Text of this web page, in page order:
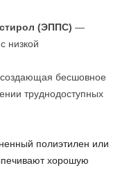
(ЭППС) —
низкой
бесшовное
труднодоступных
полиэтилен или
хорошую